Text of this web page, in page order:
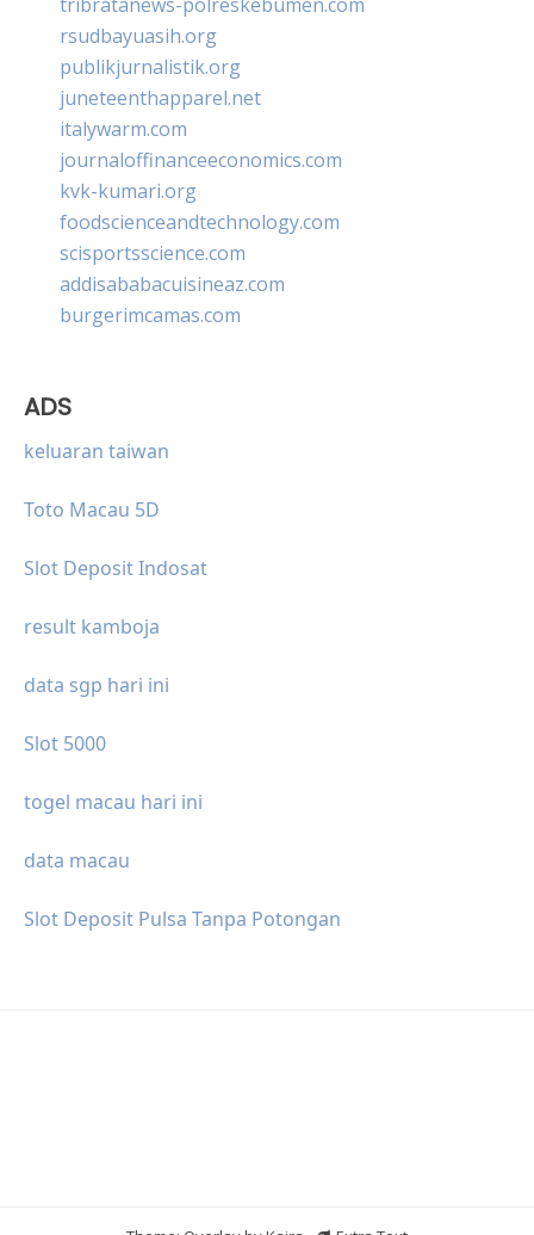
rsudbayuasih.org
publikjurnalistik.org
juneteenthapparel.net
italywarm.com
journaloffinanceeconomics.com
kvk-kumari.org
foodscienceandtechnology.com
scisportsscience.com
addisababacuisineaz.com
burgerimcamas.com
ADS
keluaran taiwan
Toto Macau 5D
Slot Deposit Indosat
result kamboja
data sgp hari ini
Slot 5000
togel macau hari ini
data macau
Slot Deposit Pulsa Tanpa Potongan